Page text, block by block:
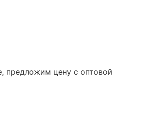
предложим цену с оптовой